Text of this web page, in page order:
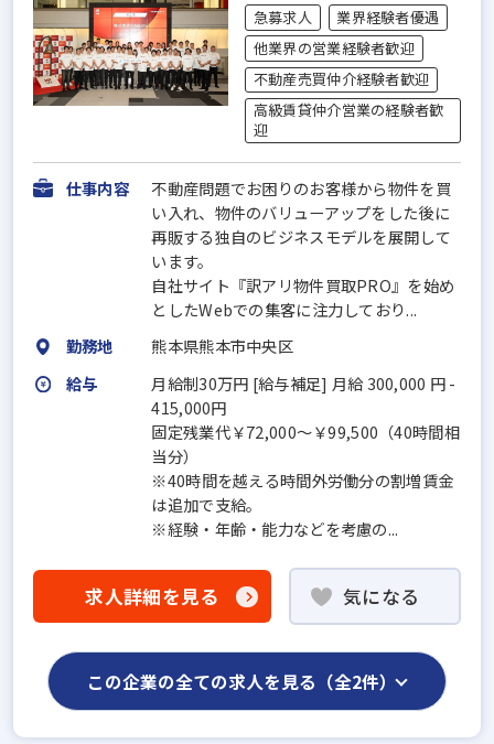
急募求人
業界経験者優遇
他業界の営業経験者歓迎
不動産売買仲介経験者歓迎
高級賃貸仲介営業の経験者歓
迎
仕事内容
不動産問題でお困りのお客様から物件を買
い入れ、物件のバリューアップをした後に
再販する独自のビジネスモデルを展開して
います。
自社サイト『訳アリ物件買取PRO』を始め
としたWebでの集客に注力しており...
勤務地
熊本県熊本市中央区
給与
月給制30万円 [給与補足] 月給 300,000 円 -
415,000円
固定残業代￥72,000～￥99,500（40時間相
当分）
※40時間を越える時間外労働分の割増賃金
は追加で支給。
※経験・年齢・能力などを考慮の...
求人詳細を見る 気になる
この企業の全ての求人を見る（全2件）